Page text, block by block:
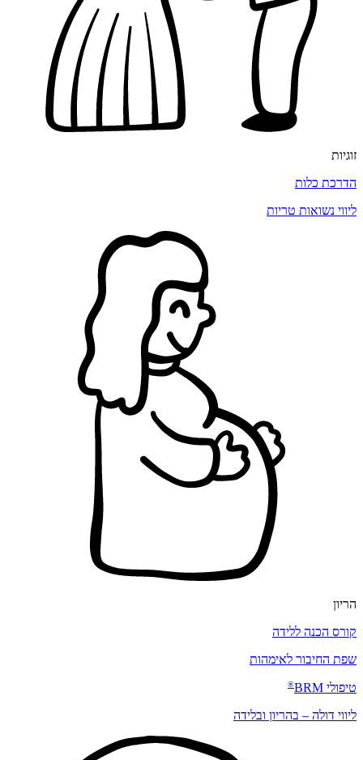
זוגיות
הדרכת כלות
ליווי נשואות טריות
הריון
קורס הכנה ללידה
שפת החיבור לאימהות
טיפולי BRM
®
ליווי דולה – בהריון ובלידה